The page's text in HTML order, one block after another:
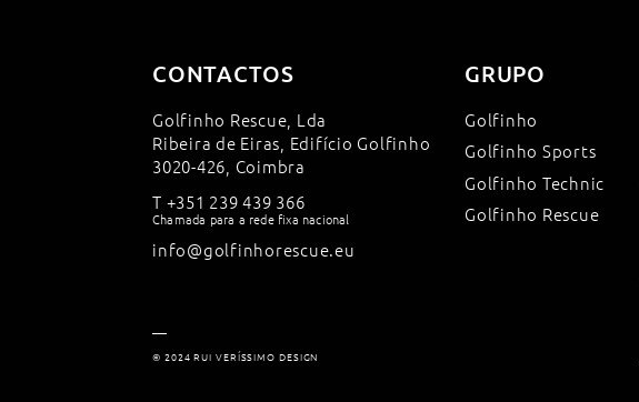
CONTACTOS
Golfinho Rescue, Lda
Ribeira de Eiras, Edifício Golfinho
3020-426, Coimbra
T +351 239 439 366
Chamada para a rede fixa nacional
info@golfinhorescue.eu
GRUPO
Golfinho
Golfinho Sports
Golfinho Technic
Golfinho Rescue
© 2024 RUI VERÍSSIMO DESIGN